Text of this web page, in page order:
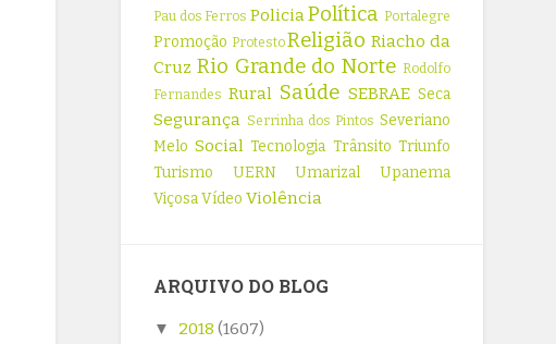
Pau dos Ferros PoliciaPolítica Portalegre
Promoção ProtestoReligião Riacho da
Cruz Rio Grande do Norte Rodolfo
Fernandes Rural Saúde SEBRAE Seca
Segurança Serrinha dos Pintos Severiano
Melo Social Tecnologia Trânsito Triunfo
Turismo
UERN Umarizal
Upanema
ViçosaVídeo Violência
ARQUIVO DO BLOG
▼ 2018(1607)